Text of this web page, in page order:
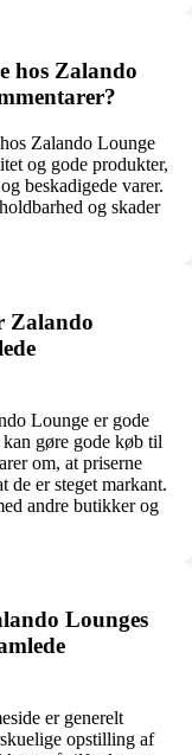
hos Zalando
Zalando Lounge
og gode produkter,
beskadigede varer.
og skader
Zalando
Lounge er gode
gøre gode køb til
om, at priserne
de er steget markant.
andre butikker og
Lounges
er generelt
opstilling af